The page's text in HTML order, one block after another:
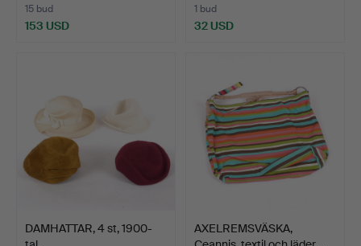
15 bud
153 USD
1 bud
32 USD
DAMHATTAR, 4 st, 1900-
AXELREMSVÄSKA,